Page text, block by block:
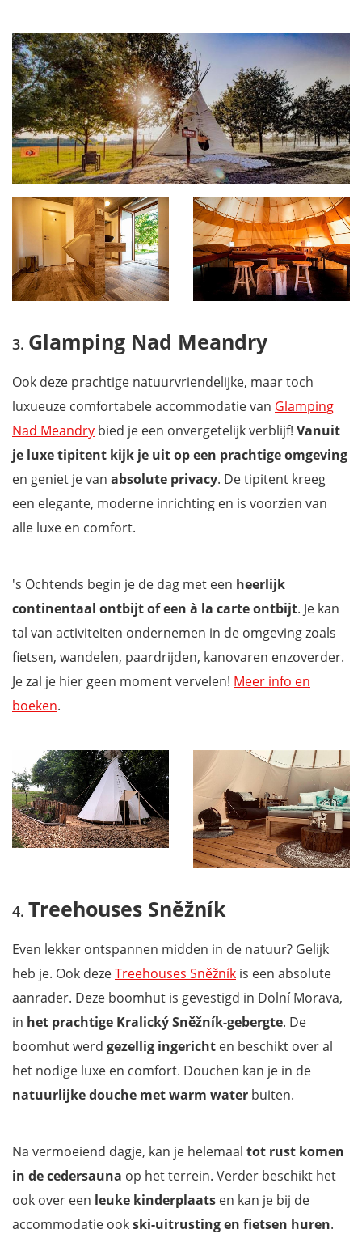
Glamping Nad Meandry
Ook deze prachtige natuurvriendelijke, maar toch
luxueuze comfortabele accommodatie van Glamping
Nad Meandry bied je een onvergetelijk verblijf! Vanuit
je luxe tipitent kijk je uit op een prachtige omgeving
en geniet je van absolute privacy. De tipitent kreeg
een elegante, moderne inrichting en is voorzien van
alle luxe en comfort.
's Ochtends begin je de dag met een heerlijk
continentaal ontbijt of een à la carte ontbijt. Je kan
tal van activiteiten ondernemen in de omgeving zoals
fietsen, wandelen, paardrijden, kanovaren enzoverder.
Je zal je hier geen moment vervelen! Meer info en
boeken.
Treehouses Sněžník
Even lekker ontspannen midden in de natuur? Gelijk
heb je. Ook dezeTreehouses Sněžník is een absolute
aanrader. Deze boomhut is gevestigd in Dolní Morava,
in het prachtige Kralický Sněžník-gebergte. De
boomhut werd gezellig ingericht en beschikt over al
het nodige luxe en comfort. Douchen kan je in de
natuurlijke douche met warm water buiten.
Na vermoeiend dagje, kan je helemaal tot rust komen
in de cedersauna op het terrein. Verder beschikt het
ook over een leuke kinderplaats en kan je bij de
accommodatie ookski-uitrusting en fietsen huren.